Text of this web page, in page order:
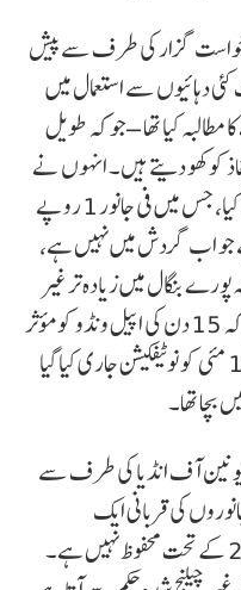
گزار کی طرف سے پیش
دی کہ 1950 کا ایکٹ کئی دہائیوں سے استعمال میں
مطالبہ کیا تھا – جو کہ طویل
کو کھو دیتے ہیں۔ انہوں نے
ایکٹ میں عملی بیہودگیوں کو بھی نشان زد کیا، جس میں فی جانور 1 روپے
جو اب گردش میں نہیں ہے،
بنگال میں زیادہ تر غیر
موجود تھے۔انہوں نے مزید استدلال کیا کہ 15 دن کی اپیل ونڈو کو مؤثر
طریقے سے منسوخ کر دیا گیا تھا کیونکہ 13 مئی کو نوٹیفکیشن جاری کیا گیا
بچا تھا۔
یونین آف انڈیا کی طرف سے
کی قربانی ایک
“اختیاری” مذہبی عمل ہے اور آرٹیکل 21 کے تحت محفوظ نہیں ہے۔